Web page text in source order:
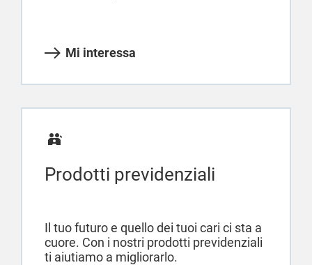
Mi interessa
Prodotti previdenziali
Il tuo futuro e quello dei tuoi cari ci sta a
cuore. Con i nostri prodotti previdenziali
ti aiutiamo a migliorarlo.